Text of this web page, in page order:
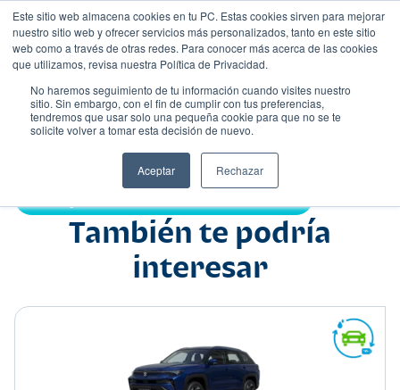
Este sitio web almacena cookies en tu PC. Estas cookies sirven para mejorar
nuestro sitio web y ofrecer servicios más personalizados, tanto en este sitio
web como a través de otras redes. Para conocer más acerca de las cookies
que utilizamos, revisa nuestra Política de Privacidad.
No haremos seguimiento de tu información cuando visites nuestro
sitio. Sin embargo, con el fin de cumplir con tus preferencias,
tendremos que usar solo una pequeña cookie para que no se te
solicite volver a tomar esta decisión de nuevo.
Aceptar Rechazar
Nombre
También te podría
interesar